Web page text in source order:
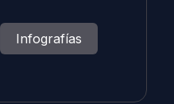
Infografías